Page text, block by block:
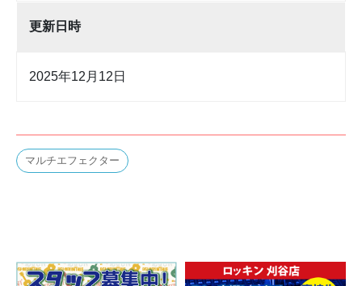
更新日時
2025年12月12日
マルチエフェクター